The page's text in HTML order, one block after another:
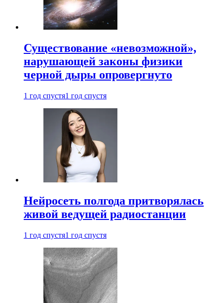
Существование «невозможной»,
нарушающей законы физики
черной дыры опровергнуто
1 год спустя1 год спустя
Нейросеть полгода притворялась
живой ведущей радиостанции
1 год спустя1 год спустя